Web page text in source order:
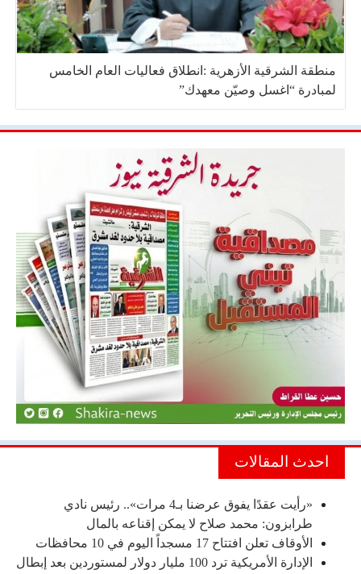
منطقة الشرقية الأزهرية :انطلاق فعاليات العام الخامس
لمبادرة “اغسل وصيّن معهدك”
احدث المقالات
«رأيت عقدًا يفوق عرضنا بـ4 مرات».. رئيس نادي
طرابزون: محمد صلاح لا يمكن إقناعه بالمال
الأوقاف تعلن افتتاح 17 مسجداً اليوم في 10 محافظات
الإدارة الأمريكية ترد 100 مليار دولار لمستوردين بعد إبطال